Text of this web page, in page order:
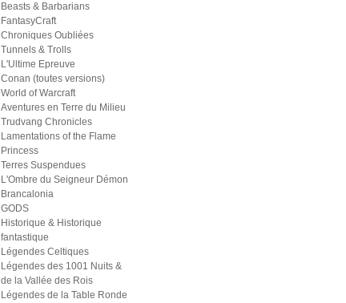
Beasts & Barbarians
FantasyCraft
Chroniques Oubliées
Tunnels & Trolls
L'Ultime Epreuve
Conan (toutes versions)
World of Warcraft
Aventures en Terre du Milieu
Trudvang Chronicles
Lamentations of the Flame
Princess
Terres Suspendues
L'Ombre du Seigneur Démon
Brancalonia
GODS
Historique & Historique
fantastique
Légendes Celtiques
Légendes des 1001 Nuits &
de la Vallée des Rois
Légendes de la Table Ronde